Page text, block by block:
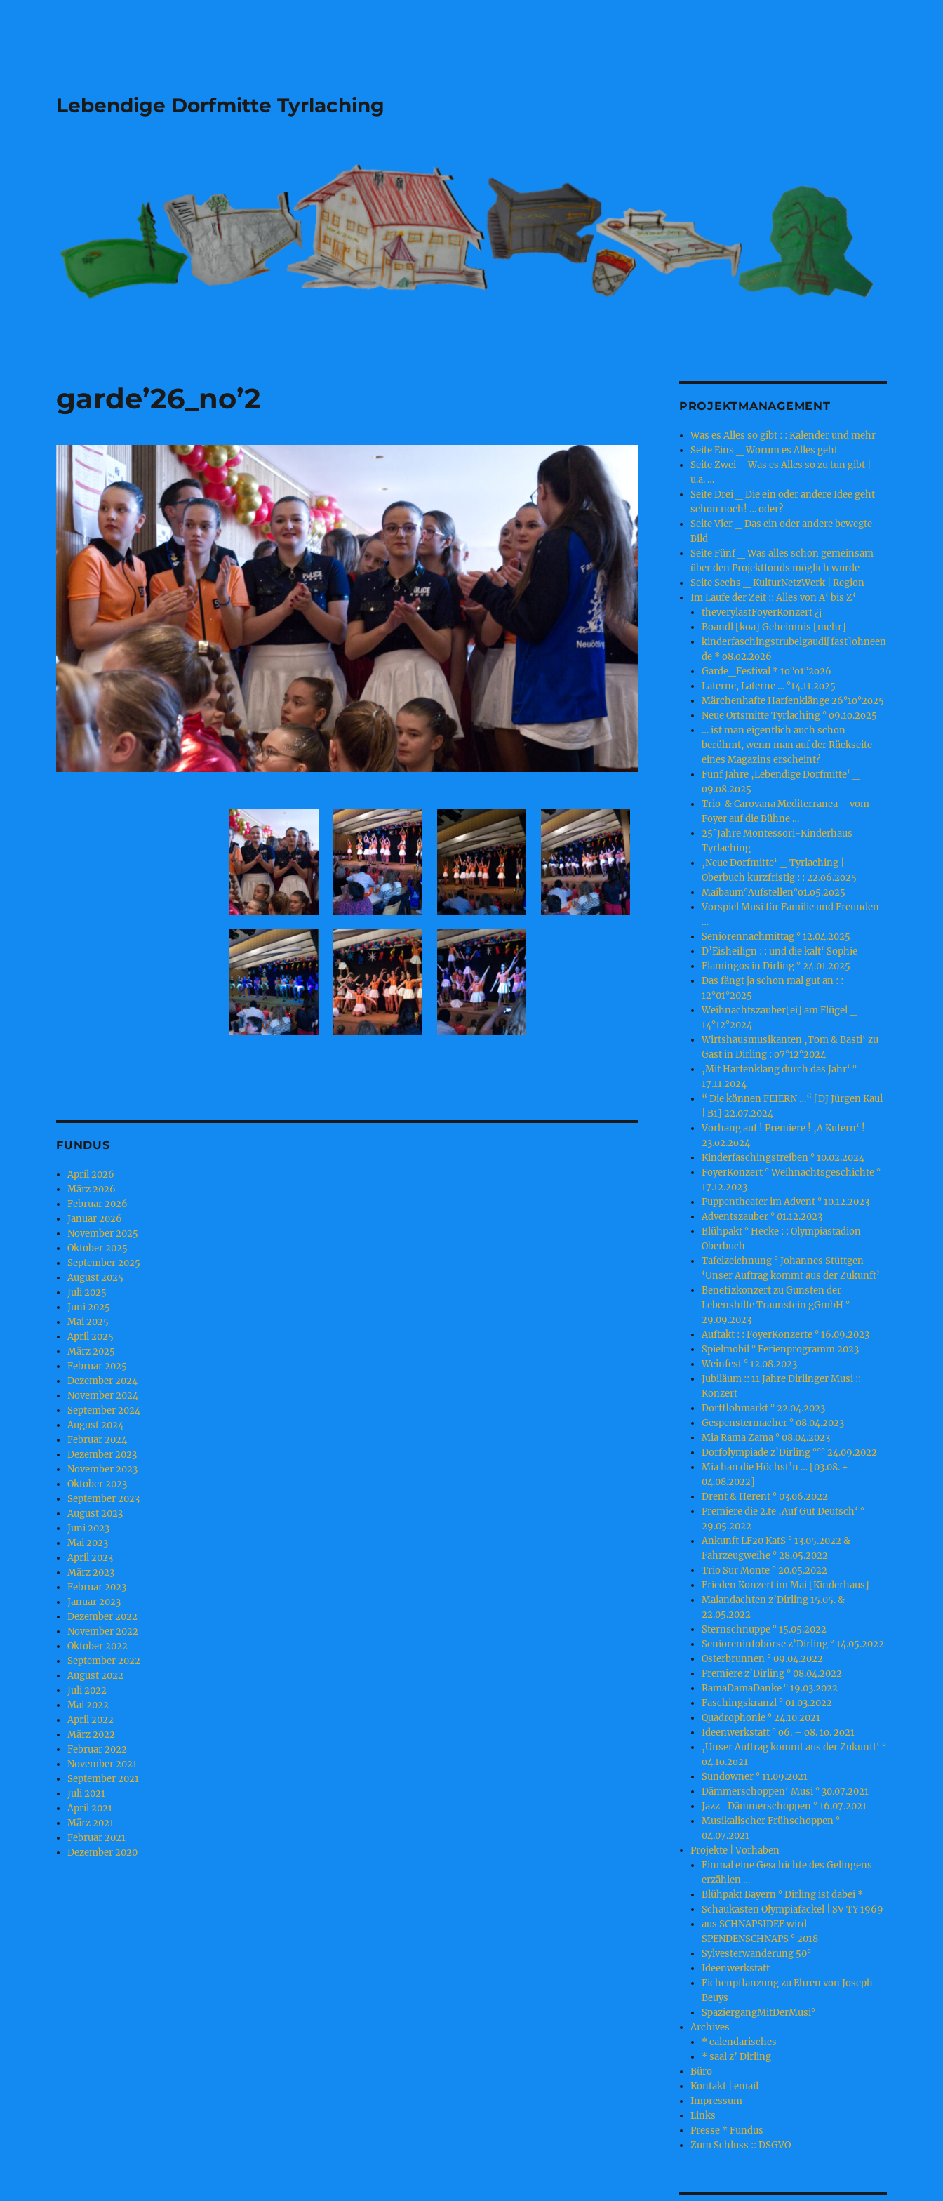
Lebendige Dorfmitte Tyrlaching
garde’26_no’2
FUNDUS
April 2026
März 2026
Februar 2026
Januar 2026
November 2025
Oktober 2025
September 2025
August 2025
Juli 2025
Juni 2025
Mai 2025
April 2025
März 2025
Februar 2025
Dezember 2024
November 2024
September 2024
August 2024
Februar 2024
Dezember 2023
November 2023
Oktober 2023
September 2023
August 2023
Juni 2023
Mai 2023
April 2023
März 2023
Februar 2023
Januar 2023
Dezember 2022
November 2022
Oktober 2022
September 2022
August 2022
Juli 2022
Mai 2022
April 2022
März 2022
Februar 2022
November 2021
September 2021
Juli 2021
April 2021
März 2021
Februar 2021
Dezember 2020
PROJEKTMANAGEMENT
Was es Alles so gibt : : Kalender und mehr
Seite Eins _ Worum es Alles geht
Seite Zwei _ Was es Alles so zu tun gibt |
u.a. …
Seite Drei _ Die ein oder andere Idee geht
schon noch! … oder?
Seite Vier _ Das ein oder andere bewegte
Bild
Seite Fünf _ Was alles schon gemeinsam
über den Projektfonds möglich wurde
Seite Sechs _ KulturNetzWerk | Region
Im Laufe der Zeit :: Alles von A‘ bis Z‘
theverylastFoyerKonzert ¿¡
Boandl [koa] Geheimnis [mehr]
kinderfaschingstrubelgaudi[fast]ohneen
de * o8.o2.2o26
Garde_Festival * 1o°o1°2o26
Laterne, Laterne … °14.11.2o25
Märchenhafte Harfenklänge 26°1o°2o25
Neue Ortsmitte Tyrlaching ° o9.1o.2o25
… ist man eigentlich auch schon
berühmt, wenn man auf der Rückseite
eines Magazins erscheint?
Fünf Jahre ‚Lebendige Dorfmitte‘ _
o9.o8.2o25
Trio & Carovana Mediterranea _ vom
Foyer auf die Bühne …
25°Jahre Montessori-Kinderhaus
Tyrlaching
‚Neue Dorfmitte‘ _ Tyrlaching |
Oberbuch kurzfristig : : 22.o6.2o25
Maibaum°Aufstellen°o1.o5.2o25
Vorspiel Musi für Familie und Freunden
…
Seniorennachmittag ° 12.04.2025
D’Eisheilign : : und die kalt‘ Sophie
Flamingos in Dirling ° 24.01.2025
Das fängt ja schon mal gut an : :
12°01°2025
Weihnachtszauber[ei] am Flügel _
14°12°2024
Wirtshausmusikanten ‚Tom & Basti‘ zu
Gast in Dirling : o7°12°2024
‚Mit Harfenklang durch das Jahr‘ °
17.11.2024
“ Die können FEIERN …“ [DJ Jürgen Kaul
| B1] 22.07.2024
Vorhang auf ! Premiere ! ‚A Kufern‘ !
23.o2.2o24
Kinderfaschingstreiben ° 10.02.2024
FoyerKonzert ° Weihnachtsgeschichte °
17.12.2023
Puppentheater im Advent ° 10.12.2023
Adventszauber ° 01.12.2023
Blühpakt ° Hecke : : Olympiastadion
Oberbuch
Tafelzeichnung ° Johannes Stüttgen
‘Unser Auftrag kommt aus der Zukunft’
Benefizkonzert zu Gunsten der
Lebenshilfe Traunstein gGmbH °
29.09.2023
Auftakt : : FoyerKonzerte ° 16.09.2023
Spielmobil ° Ferienprogramm 2023
Weinfest ° 12.08.2023
Jubiläum :: 11 Jahre Dirlinger Musi ::
Konzert
Dorfflohmarkt ° 22.04.2023
Gespenstermacher ° 08.04.2023
Mia Rama Zama ° 08.04.2023
Dorfolympiade z’Dirling °°° 24.09.2022
Mia han die Höchst’n … [03.08. +
04.08.2022]
Drent & Herent ° 03.06.2022
Premiere die 2.te ‚Auf Gut Deutsch‘ °
29.05.2022
Ankunft LF20 KatS ° 13.05.2022 &
Fahrzeugweihe ° 28.05.2022
Trio Sur Monte ° 20.05.2022
Frieden Konzert im Mai [Kinderhaus]
Maiandachten z’Dirling 15.05. &
22.05.2022
Sternschnuppe ° 15.05.2022
Senioreninfobörse z’Dirling ° 14.05.2022
Osterbrunnen ° 09.04.2022
Premiere z’Dirling ° 08.04.2022
RamaDamaDanke ° 19.03.2022
Faschingskranzl ° 01.03.2022
Quadrophonie ° 24.10.2021
Ideenwerkstatt ° o6. – o8. 1o. 2o21
‚Unser Auftrag kommt aus der Zukunft‘ °
o4.1o.2o21
Sundowner ° 11.09.2021
Dämmerschoppen‘ Musi ° 30.07.2021
Jazz_Dämmerschoppen ° 16.07.2021
Musikalischer Frühschoppen °
04.07.2021
Projekte | Vorhaben
Einmal eine Geschichte des Gelingens
erzählen …
Blühpakt Bayern ° Dirling ist dabei *
Schaukasten Olympiafackel | SV TY 1969
aus SCHNAPSIDEE wird
SPENDENSCHNAPS ° 2018
Sylvesterwanderung 50°
Ideenwerkstatt
Eichenpflanzung zu Ehren von Joseph
Beuys
SpaziergangMitDerMusi°
Archives
* calendarisches
* saal z’ Dirling
Büro
Kontakt | email
Impressum
Links
Presse * Fundus
Zum Schluss :: DSGVO